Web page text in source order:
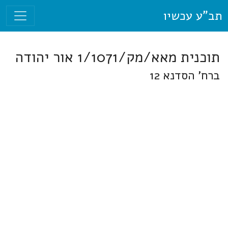
תב"ע עכשיו
תוכנית מאא/מק/1/1071 אור יהודה
ברח' הסדנא 12